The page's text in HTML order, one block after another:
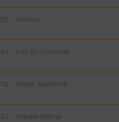
26 - Drôme
47 - Lot-et-Garonne
76 - Seine-Maritime
52 - Haute-Marne